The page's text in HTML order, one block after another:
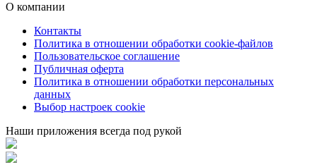
О компании
Контакты
Политика в отношении обработки cookie-файлов
Пользовательское соглашение
Публичная оферта
Политика в отношении обработки персональных
данных
Выбор настроек cookie
Наши приложения всегда под рукой